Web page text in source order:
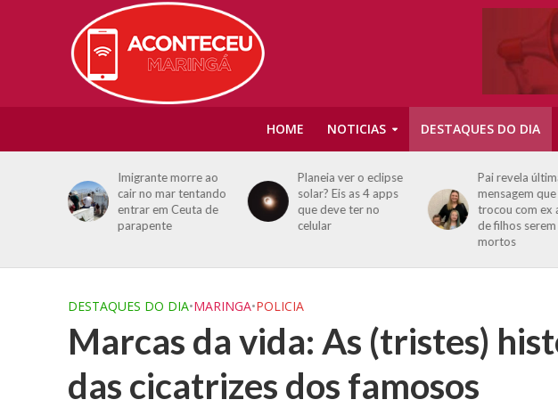
HOME NOTICIAS DESTAQUES DO DIA
Planeia ver o eclipse
solar? Eis as 4 apps
que deve ter no
celular
Pai revela última
mensagem que
trocou com ex antes
de filhos serem
Horóscopo de
sábado (8)
um dia de
e pequenas
DESTAQUES DO DIA•MARINGA•POLICIA
Marcas da vida: As (tristes)
das cicatrizes dos famosos